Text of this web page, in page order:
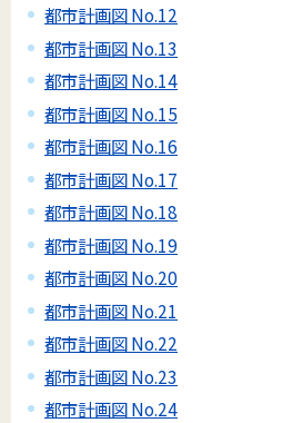
都市計画図 No.12
都市計画図 No.13
都市計画図 No.14
都市計画図 No.15
都市計画図 No.16
都市計画図 No.17
都市計画図 No.18
都市計画図 No.19
都市計画図 No.20
都市計画図 No.21
都市計画図 No.22
都市計画図 No.23
都市計画図 No.24